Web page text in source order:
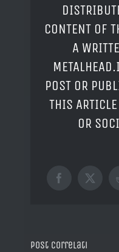
CONTENT OF
A
POST OR
THIS
OR
Facebook
X
Post correlati